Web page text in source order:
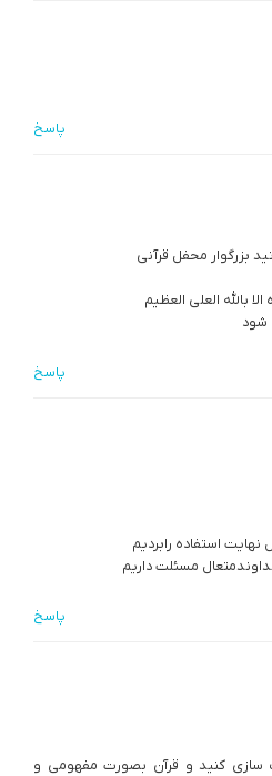
پاسخ
بزرگوار محفل قرآنی
بالله العلی العظیم
شود
پاسخ
نهایت استفاده رابردیم
مسئلت داریم
پاسخ
سازی کنید و قرآن بصورت مفهومی و